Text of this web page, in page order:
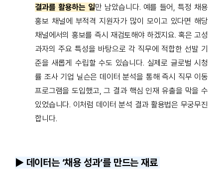
결과를 활용하는 일만 남았습니다. 예를 들어, 특정 채용
홍보 채널에 부적격 지원자가 많이 모이고 있다면 해당
채널에서의 홍보를 즉시 재검토해야 하겠지요. 혹은 고성
과자의 주요 특성을 바탕으로 각 직무에 적합한 선발 기
준을 새롭게 수립할 수도 있습니다. 실제로 글로벌 시청
률 조사 기업 닐슨은 데이터 분석을 통해 즉시 직무 이동
프로그램을 도입했고, 그 결과 핵심 인재 유출을 막을 수
있었습니다. 이처럼 데이터 분석 결과 활용법은 무궁무진
합니다.
▶️ 데이터는 ‘채용 성과‘를 만드는 재료